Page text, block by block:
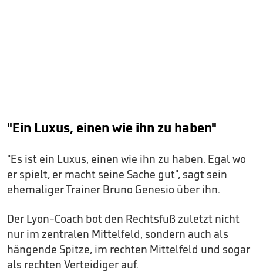
"Ein Luxus, einen wie ihn zu haben"
"Es ist ein Luxus, einen wie ihn zu haben. Egal wo
er spielt, er macht seine Sache gut", sagt sein
ehemaliger Trainer Bruno Genesio über ihn.
Der Lyon-Coach bot den Rechtsfuß zuletzt nicht
nur im zentralen Mittelfeld, sondern auch als
hängende Spitze, im rechten Mittelfeld und sogar
als rechten Verteidiger auf.